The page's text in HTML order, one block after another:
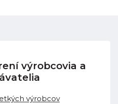
výrobcovia a
výrobcov